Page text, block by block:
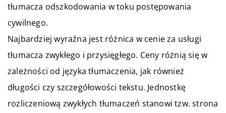
tłumacza odszkodowania w toku postępowania
cywilnego.
Najbardziej wyraźna jest różnica w cenie za usługi
tłumacza zwykłego i przysięgłego. Ceny różnią się w
zależności od języka tłumaczenia, jak również
długości czy szczegółowości tekstu. Jednostkę
rozliczeniową zwykłych tłumaczeń stanowi tzw. strona